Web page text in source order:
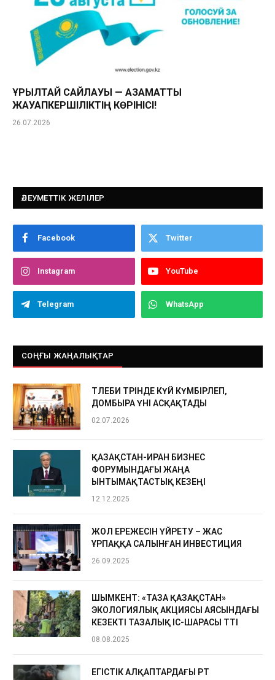
ҚҰРЫЛТАЙ САЙЛАУЫ — АЗАМАТТЫҚ
ЖАУАПКЕРШІЛІКТІҢ КӨРІНІСІ!
26.07.2026
ӘЛЕУМЕТТІК ЖЕЛІЛЕР
Facebook Twitter
Instagram YouTube
Telegram WhatsApp
СОҢҒЫ ЖАҢАЛЫҚТАР
ТӨЛЕБИ ТӨРІНДЕ КҮЙ КҮМБІРЛЕП,
ДОМБЫРА ҮНІ АСҚАҚТАДЫ
02.07.2026
ҚАЗАҚСТАН-ИРАН БИЗНЕС
ФОРУМЫНДАҒЫ ЖАҢА
ЫНТЫМАҚТАСТЫҚ КЕЗЕҢІ
12.12.2025
ЖОЛ ЕРЕЖЕСІН ҮЙРЕТУ – ЖАС
ҰРПАҚҚА САЛЫНҒАН ИНВЕСТИЦИЯ
26.09.2025
ШЫМКЕНТ: «ТАЗА ҚАЗАҚСТАН»
ЭКОЛОГИЯЛЫҚ АКЦИЯСЫ АЯСЫНДАҒЫ
КЕЗЕКТІ ТАЗАЛЫҚ ІС-ШАРАСЫ ӨТТІ
08.08.2025
ЕГІСТІК АЛҚАПТАРДАҒЫ ӨРТ